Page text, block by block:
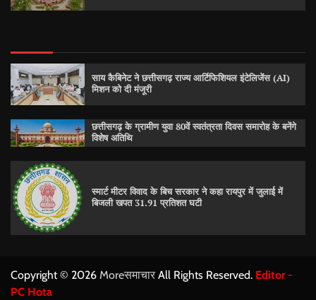
साय कैबिनेट ने छत्तीसगढ़ राज्य आर्टिफिशियल इंटेलिजेंस (AI)
मिशन को दी मंजूरी
छत्तीसगढ़ के ग्रामीण युवा 80वें स्वतंत्रता दिवस समारोह के बनेंगे
विशेष अतिथि
स्मार्ट मीटर विवाद के बिच सरकार ने कहा रायपुर में जुलाई में
बिजली खपत 31.91 प्रतिशत घटी
Copyright © 2026 Moreसमाचार All Rights Reserved. Editor -
PC Hota